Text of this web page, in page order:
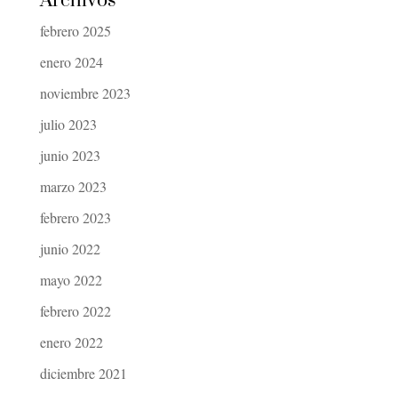
febrero 2025
enero 2024
noviembre 2023
julio 2023
junio 2023
marzo 2023
febrero 2023
junio 2022
mayo 2022
febrero 2022
enero 2022
diciembre 2021